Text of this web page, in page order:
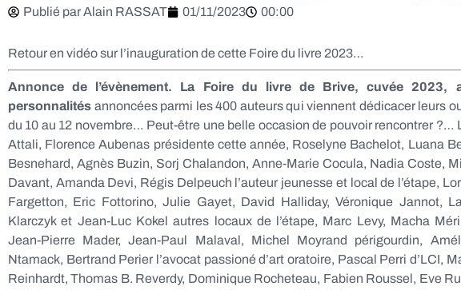
Publié parAlain RASSAT 01/11/2023 00:00
Retour en vidéo sur l’inauguration de cette Foire du livre 2023…
Annonce de l’évènement. La Foire du livre de Brive, cuvée 2023,
personnalités annoncées parmi les 400 auteurs qui viennent dédicacer leurs
du 10 au 12 novembre… Peut-être une belle occasion de pouvoir rencontrer ?…
Attali, Florence Aubenas présidente cette année, Roselyne Bachelot, Luana
Besnehard, Agnès Buzin, Sorj Chalandon, Anne-Marie Cocula, Nadia Coste,
Davant, Amanda Devi, Régis Delpeuch l’auteur jeunesse et local de l’étape,
Fargetton, Eric Fottorino, Julie Gayet, David Halliday, Véronique Jannot,
Klarczyk et Jean-Luc Kokel autres locaux de l’étape, Marc Levy, Macha
Jean-Pierre Mader, Jean-Paul Malaval, Michel Moyrand périgourdin,
Ntamack, Bertrand Perier l’avocat passioné d’art oratoire, Pascal Perri d’LCI,
Reinhardt, Thomas B. Reverdy, Dominique Rocheteau, Fabien Roussel, Eve